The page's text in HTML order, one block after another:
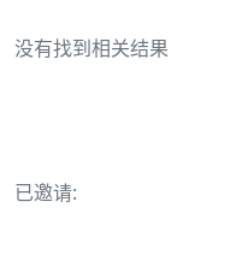
没有找到相关结果
已邀请: